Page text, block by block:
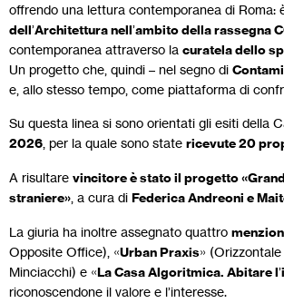
offrendo una lettura contemporanea di Roma:
dell’Architettura nell’ambito della rassegna
contemporanea attraverso la curatela dello
Un progetto che, quindi – nel segno di
e, allo stesso tempo, come piattaforma di
Su questa linea si sono orientati gli esiti della
2026 , per la quale sono state ricevute 20
A risultare vincitore è stato il progetto
straniere» , a cura di Federica Andreoni e
La giuria ha inoltre assegnato quattro
Opposite Office), «Urban Praxis»
Minciacchi) e «La Casa Algoritmica. Abitare l’
riconoscendone il valore e l’interesse.